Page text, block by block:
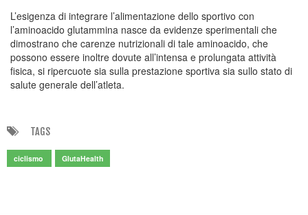
L’esigenza di integrare l’alimentazione dello sportivo con
l’aminoacido glutammina nasce da evidenze sperimentali che
dimostrano che carenze nutrizionali di tale aminoacido, che
possono essere inoltre dovute all’intensa e prolungata attività
fisica, si ripercuote sia sulla prestazione sportiva sia sullo stato di
salute generale dell’atleta.
TAGS
ciclismo GlutaHealth